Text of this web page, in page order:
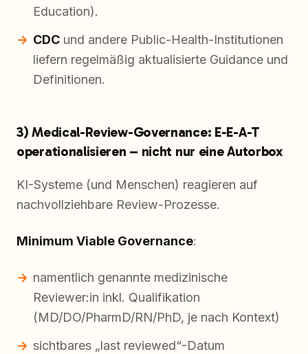
Education).
CDC und andere Public-Health-Institutionen
liefern regelmäßig aktualisierte Guidance und
Definitionen.
3) Medical-Review-Governance: E-E-A-T
operationalisieren – nicht nur eine Autorbox
KI-Systeme (und Menschen) reagieren auf
nachvollziehbare Review-Prozesse.
Minimum Viable Governance:
namentlich genannte medizinische
Reviewer:in inkl. Qualifikation
(MD/DO/PharmD/RN/PhD, je nach Kontext)
sichtbares „last reviewed“-Datum